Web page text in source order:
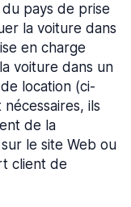
pays de prise
la voiture dans
en charge
voiture dans un
location (ci-
ils
de la
le site Web ou
client de